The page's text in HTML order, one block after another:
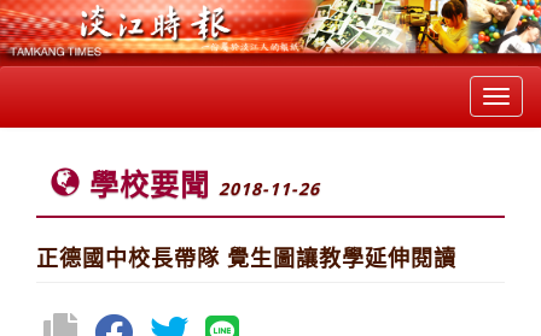
學校要聞 2018-11-26
正德國中校長帶隊 覺生圖讓教學延伸閱讀